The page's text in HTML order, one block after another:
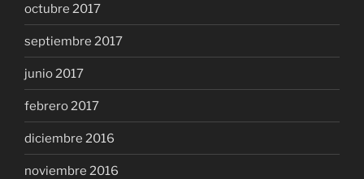
octubre 2017
septiembre 2017
junio 2017
febrero 2017
diciembre 2016
noviembre 2016